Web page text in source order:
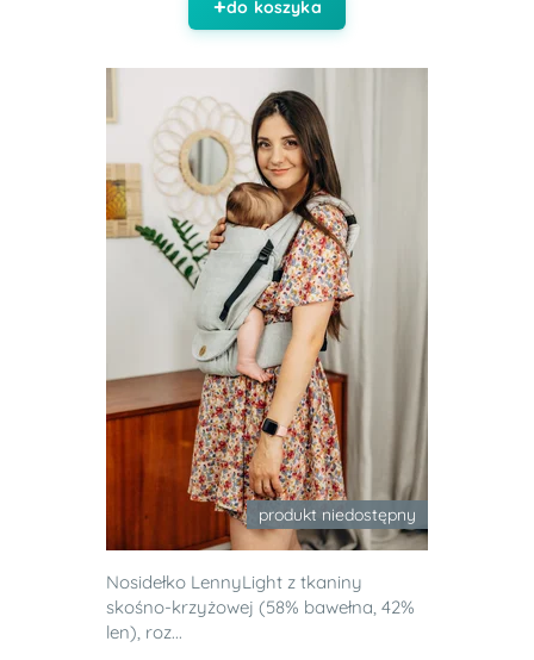
do koszyka
produkt niedostępny
Nosidełko LennyLight z tkaniny
skośno-krzyżowej (58% bawełna, 42%
len), roz...